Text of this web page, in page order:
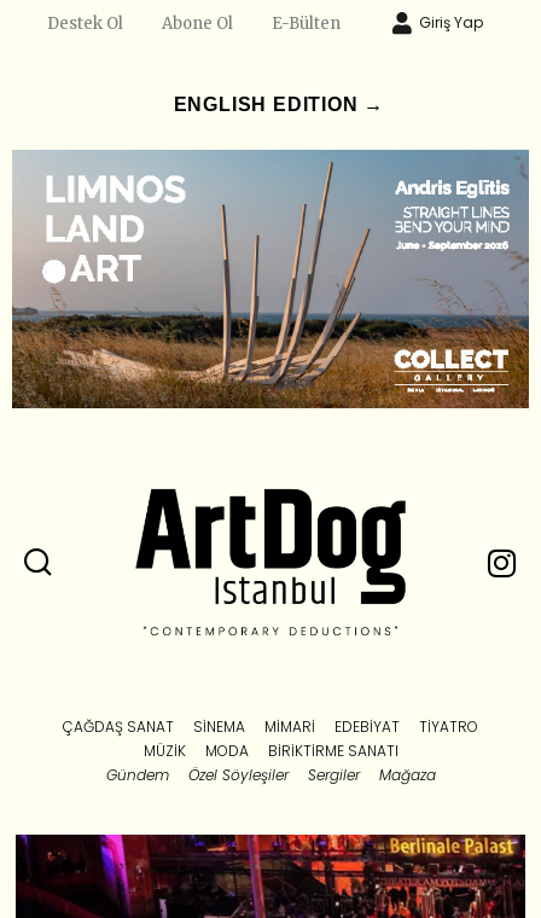
Destek Ol Abone Ol E-Bülten Giriş Yap
ENGLISH EDITION →
ÇAĞDAŞ SANAT SINEMA MIMARI EDEBIYAT
TIYATRO
MÜZIK
MODA
BIRIKTIRME SANATI
Gündem
Özel Söyleşiler Sergiler Mağaza